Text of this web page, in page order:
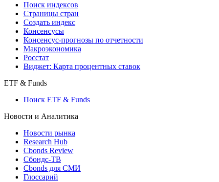
Поиск индексов
Страницы стран
Создать индекс
Консенсусы
Консенсус-прогнозы по отчетности
Макроэкономика
Росстат
Виджет: Карта процентных ставок
ETF & Funds
Поиск ETF & Funds
Новости и Аналитика
Новости рынка
Research Hub
Cbonds Review
Сбондс-ТВ
Cbonds для СМИ
Глоссарий